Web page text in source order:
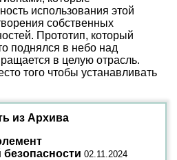
использования этой
собственных
Прототип, который
поднялся в небо над
в целую отрасль.
того чтобы устанавливать
из Архива
02.11.2024